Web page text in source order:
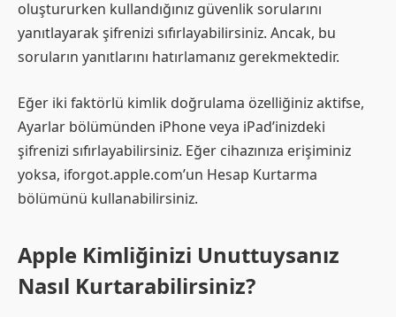
oluştururken kullandığınız güvenlik sorularını
yanıtlayarak şifrenizi sıfırlayabilirsiniz. Ancak, bu
soruların yanıtlarını hatırlamanız gerekmektedir.
Eğer iki faktörlü kimlik doğrulama özelliğiniz aktifse,
Ayarlar bölümünden iPhone veya iPad’inizdeki
şifrenizi sıfırlayabilirsiniz. Eğer cihazınıza erişiminiz
yoksa, iforgot.apple.com’un Hesap Kurtarma
bölümünü kullanabilirsiniz.
Apple Kimliğinizi Unuttuysanız
Nasıl Kurtarabilirsiniz?